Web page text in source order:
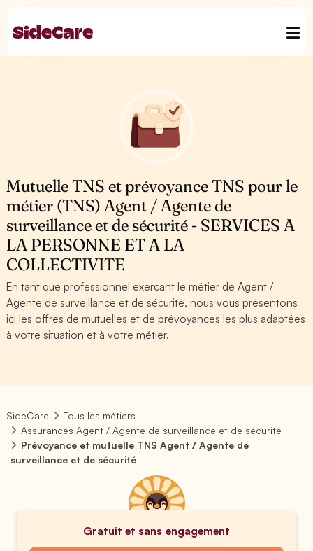
Mutuelle TNS et prévoyance TNS pour le
métier (TNS) Agent / Agente de
surveillance et de sécurité - SERVICES A
LA PERSONNE ET A LA
COLLECTIVITE
En tant que professionnel exercant le métier de Agent /
Agente de surveillance et de sécurité, nous vous présentons
ici les offres de mutuelles et de prévoyances les plus adaptées
à votre situation et à votre métier.
SideCare
Tous les métiers
Assurances Agent / Agente de surveillance et de sécurité
Prévoyance et mutuelle TNS Agent / Agente de
surveillance et de sécurité
Gratuit et sans engagement